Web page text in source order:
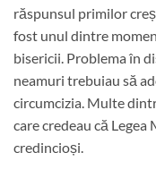
răspunsul primilor
fost unul dintre
bisericii. Problema în
neamuri trebuiau să
circumcizia. Multe
care credeau că
credincioși.